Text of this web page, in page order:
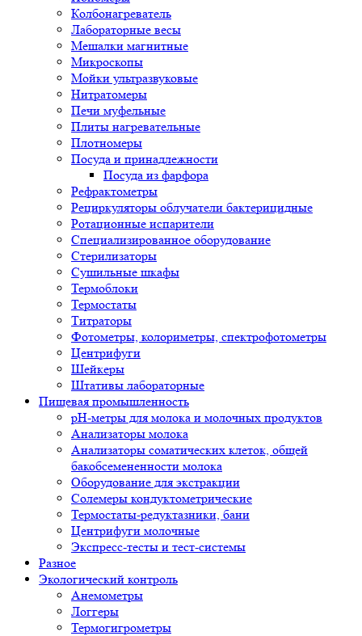
Колбонагреватель
Лабораторные весы
Мешалки магнитные
Микроскопы
Мойки ультразвуковые
Нитратомеры
Печи муфельные
Плиты нагревательные
Плотномеры
Посуда и принадлежности
Посуда из фарфора
Рефрактометры
Рециркуляторы облучатели бактерицидные
Ротационные испарители
Специализированное оборудование
Стерилизаторы
Сушильные шкафы
Термоблоки
Термостаты
Титраторы
Фотометры, колориметры, спектрофотометры
Центрифуги
Шейкеры
Штативы лабораторные
Пищевая промышленность
pH-метры для молока и молочных продуктов
Анализаторы молока
Анализаторы соматических клеток, общей
бакобсемененности молока
Оборудование для экстракции
Солемеры кондуктометрические
Термостаты-редуктазники, бани
Центрифуги молочные
Экспресс-тесты и тест-системы
Разное
Экологический контроль
Анемометры
Логгеры
Термогигрометры